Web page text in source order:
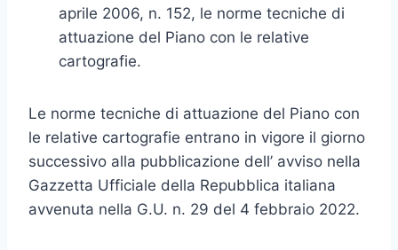
aprile 2006, n. 152, le norme tecniche di
attuazione del Piano con le relative
cartografie.
Le norme tecniche di attuazione del Piano con
le relative cartografie entrano in vigore il giorno
successivo alla pubblicazione dell’ avviso nella
Gazzetta Ufficiale della Repubblica italiana
avvenuta nella G.U. n. 29 del 4 febbraio 2022.